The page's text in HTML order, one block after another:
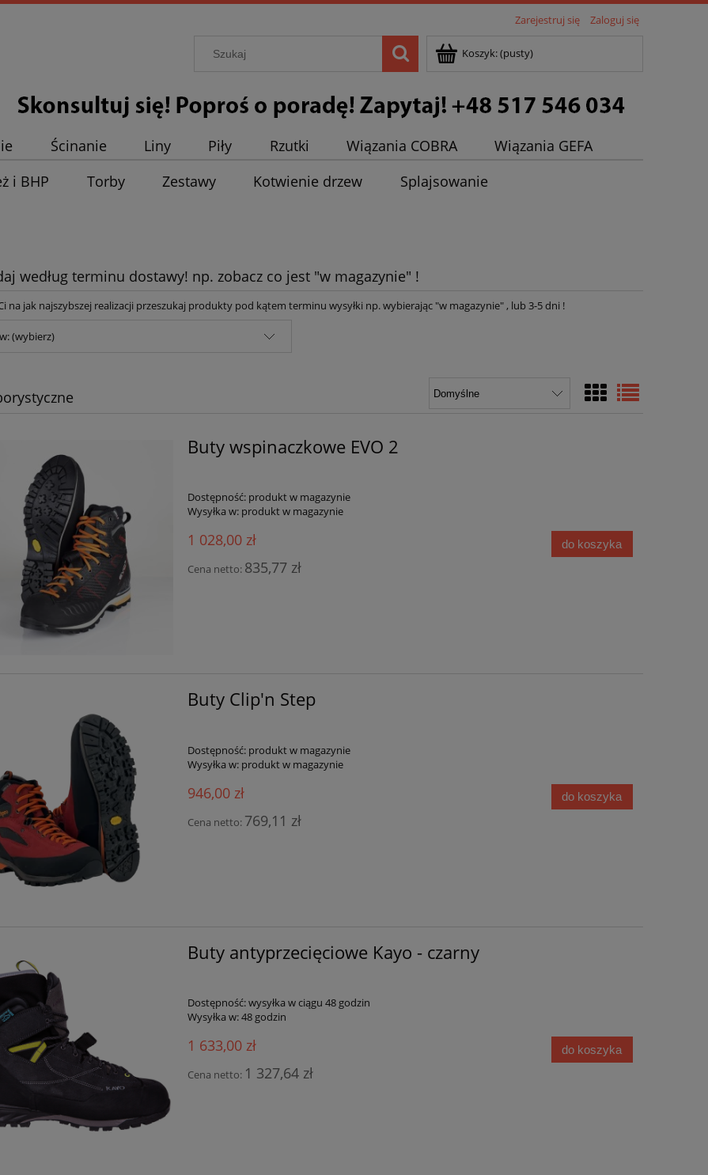
Zarejestruj się Zaloguj się
Koszyk:(pusty)
Ścinanie Liny Piły Rzutki Wiązania COBRA
Wiązania GEFA
i BHP Torby Zestawy Kotwienie drzew
Splajsowanie
według terminu dostawy! np. zobacz co jest "w magazynie" !
na jak najszybszej realizacji przeszukaj produkty pod kątem terminu wysyłki np. wybierając "w magazynie" , lub 3-5 dni !
(wybierz)
Buty wspinaczkowe EVO 2
Dostępność: produkt w magazynie
Wysyłka w: produkt w magazynie
1 028,00 zł
Cena netto: 835,77 zł
do koszyka
Buty Clip'n Step
Dostępność: produkt w magazynie
Wysyłka w: produkt w magazynie
946,00 zł
Cena netto: 769,11 zł
do koszyka
Buty antyprzecięciowe Kayo - czarny
Dostępność:wysyłka w ciągu 48 godzin
Wysyłka w:48 godzin
1 633,00 zł
Cena netto: 1 327,64 zł
do koszyka